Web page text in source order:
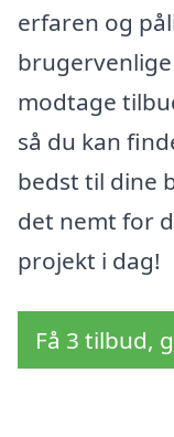
erfaren og
modtage
så du kan
bedst til dine
det nemt for
projekt i dag!
Få 3 tilbud,